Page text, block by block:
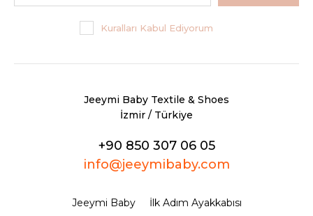
Kuralları Kabul Ediyorum
Jeeymi Baby Textile & Shoes
İzmir / Türkiye
+90 850 307 06 05
info@jeeymibaby.com
Jeeymi Baby İlk Adım Ayakkabısı